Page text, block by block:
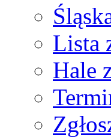
Lista
Hale